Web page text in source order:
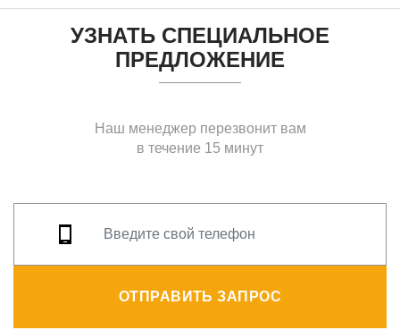
УЗНАТЬ СПЕЦИАЛЬНОЕ
ПРЕДЛОЖЕНИЕ
Наш менеджер перезвонит вам
в течение 15 минут
ОТПРАВИТЬ ЗАПРОС